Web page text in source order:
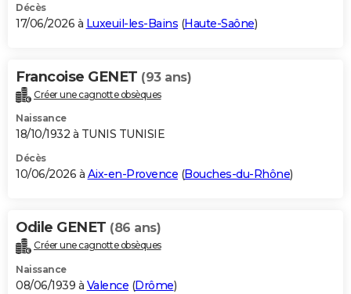
Décès
17/06/2026 à Luxeuil-les-Bains (Haute-Saône)
Francoise GENET (93 ans)
Créer une cagnotte obsèques
Naissance
18/10/1932 à TUNIS TUNISIE
Décès
10/06/2026 à Aix-en-Provence (Bouches-du-Rhône)
Odile GENET (86 ans)
Créer une cagnotte obsèques
Naissance
08/06/1939 à Valence (Drôme)